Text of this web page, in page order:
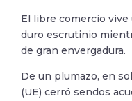
El libre comercio vive
duro escrutinio
de gran envergadura.
De un plumazo, en
(UE) cerró sendos